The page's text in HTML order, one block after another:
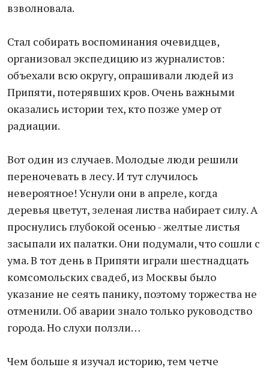
взволновала.
Стал собирать воспоминания очевидцев,
организовал экспедицию из журналистов:
объехали всю округу, опрашивали людей из
Припяти, потерявших кров. Очень важными
оказались истории тех, кто позже умер от
радиации.
Вот один из случаев. Молодые люди решили
переночевать в лесу. И тут случилось
невероятное! Уснули они в апреле, когда
деревья цветут, зеленая листва набирает силу. А
проснулись глубокой осенью - желтые листья
засыпали их палатки. Они подумали, что сошли с
ума. В тот день в Припяти играли шестнадцать
комсомольских свадеб, из Москвы было
указание не сеять панику, поэтому торжества не
отменили. Об аварии знало только руководство
города. Но слухи ползли…
Чем больше я изучал историю, тем четче